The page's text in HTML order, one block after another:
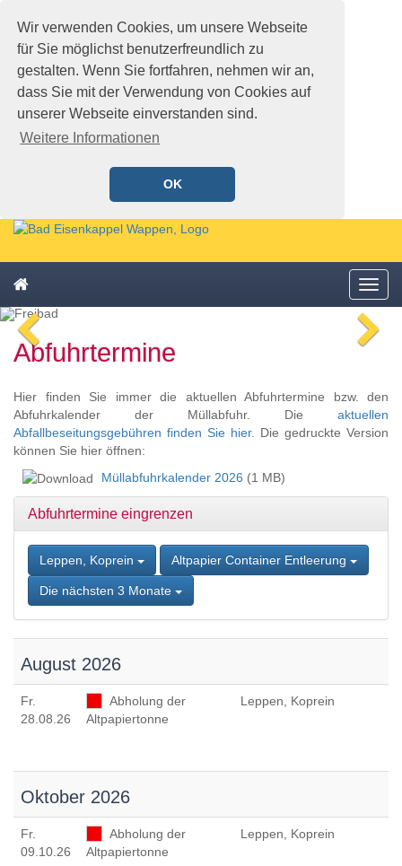
Wir verwenden Cookies, um unsere Webseite
für Sie möglichst benutzerfreundlich zu
gestalten. Wenn Sie fortfahren, nehmen wir an,
dass Sie mit der Verwendung von Cookies auf
unserer Webseite einverstanden sind.
Weitere Informationen
OK
Schnellmenü
Zur
springen,
Accesskey
Zur
Hauptnavigation
springen,
Zur
Kontaktseite
springen,
Accesskey
Sitemap
springen,
Accesskey
Schnellmenü
zurück
Menü
Bild
Zum
Schnellmenü
zurück
Abfuhrtermine
Hier finden Sie immer die aktuellen Abfuhrtermine bzw. den
Abfuhrkalender der Müllabfuhr. Die aktuellen
Abfallbeseitungsgebühren finden Sie hier. Die gedruckte Version
können Sie hier öffnen:
Müllabfuhrkalender 2026 (1 MB)
Abfuhrtermine eingrenzen
Leppen, Koprein Altpapier Container Entleerung
Die nächsten 3 Monate
August 2026
Fr.
28.08.26
Abholung der
Altpapiertonne
Leppen, Koprein
Oktober 2026
Fr.
09.10.26
Abholung der
Altpapiertonne
Leppen, Koprein